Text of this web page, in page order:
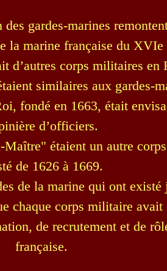
gardes-marines
la marine française du XVIe
d’autres corps militaires en
similaires aux gardes-
fondé en 1663, était
d’officiers.
Maître" étaient un autre
de 1626 à 1669.
de la marine qui ont existé
chaque corps militaire avait
de recrutement et de
française.